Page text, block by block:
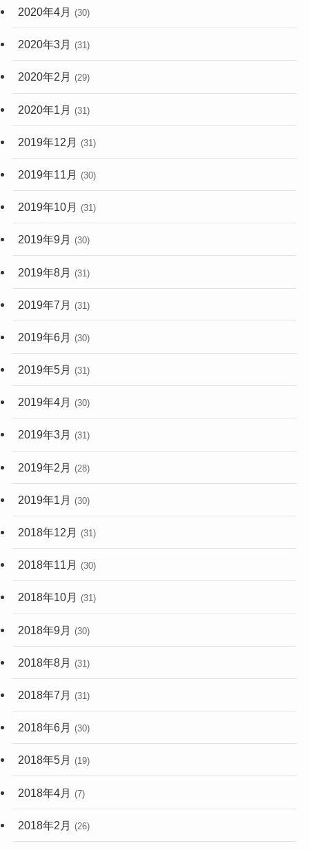
2020年4月 (30)
2020年3月 (31)
2020年2月 (29)
2020年1月 (31)
2019年12月 (31)
2019年11月 (30)
2019年10月 (31)
2019年9月 (30)
2019年8月 (31)
2019年7月 (31)
2019年6月 (30)
2019年5月 (31)
2019年4月 (30)
2019年3月 (31)
2019年2月 (28)
2019年1月 (30)
2018年12月 (31)
2018年11月 (30)
2018年10月 (31)
2018年9月 (30)
2018年8月 (31)
2018年7月 (31)
2018年6月 (30)
2018年5月 (19)
2018年4月 (7)
2018年2月 (26)